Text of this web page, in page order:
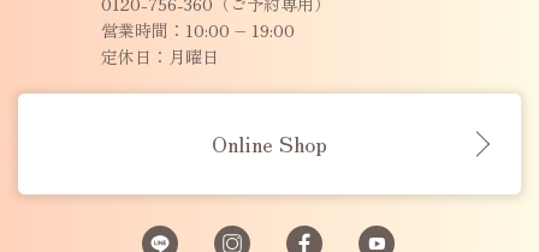
営業時間：10:00 – 19:00
定休日：月曜日
Online Shop